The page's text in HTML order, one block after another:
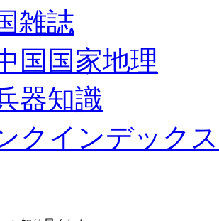
雑誌
国国家地理
器知識
クインデックス